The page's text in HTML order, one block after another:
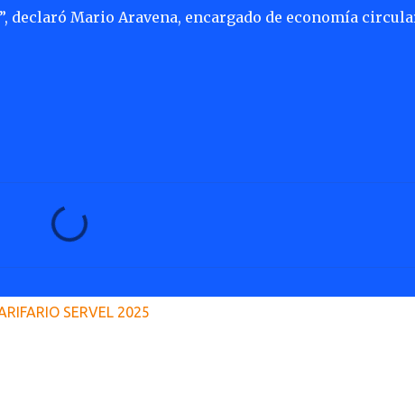
declaró Mario Aravena, encargado de economía
SERVEL 2025